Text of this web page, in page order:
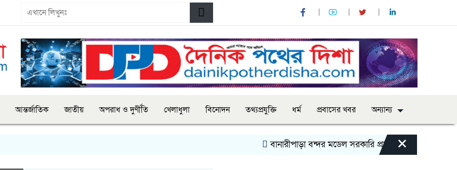
আন্তর্জাতিক জাতীয় অপরাধ ও দুর্ণীতি খেলাধুলা বিনোদন তথ্যপ্রযুক্তি ধর্ম প্রবাসের খবর অন্যান্য
বানারীপাড়া বন্দর মডেল সরকারি প্রাথমিক বিদ্যালয়ে ‘গণ-অভ্যুত্থান
×